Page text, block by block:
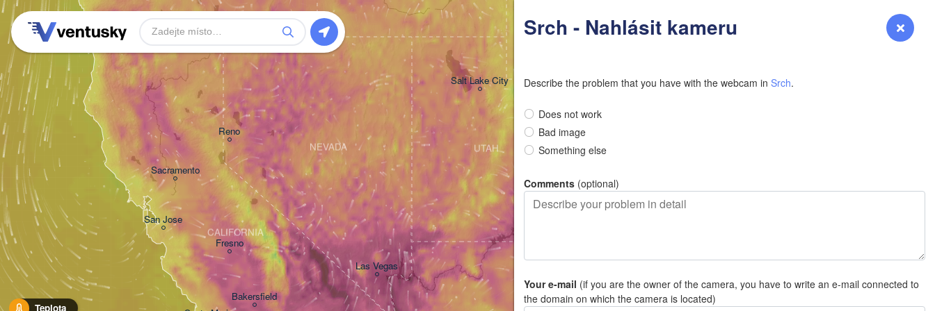
Přihlášení Premium Předpověď
Srch - Nahlásit kameru
Describe the problem that you have with the webcam in Srch.
Does not work
Bad image
Something else
Comments (optional)
Your e-mail (if you are the owner of the camera, you have to write an e-mail connected to
the domain on which the camera is located)
Teplota
San Jose
Las Vegas
Fresno
Reno
Bakersfield
Sacramento
CALIFORNIA
NEVADA
Albuquerque
Salt Lake City
Amarillo
UTAH
OKLAHOMA
V